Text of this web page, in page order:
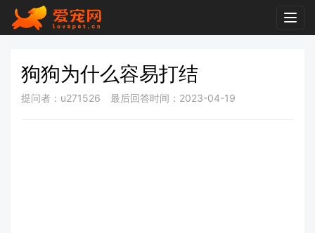
狗狗为什么容易打结
提问者：u271526 最后回答时间：2023-04-19